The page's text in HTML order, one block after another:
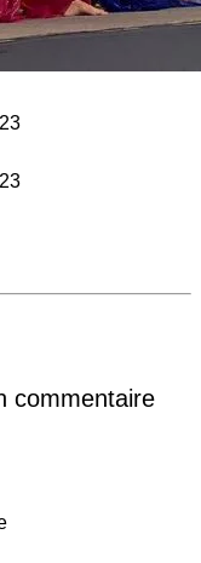
commentaire